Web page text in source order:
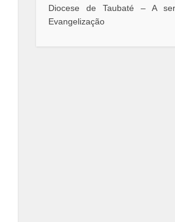
Diocese de Taubaté – A
Evangelização